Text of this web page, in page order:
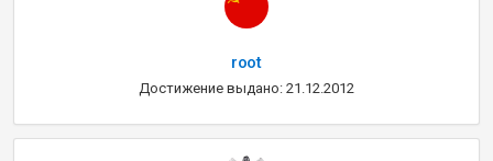
root
Достижение выдано: 21.12.2012